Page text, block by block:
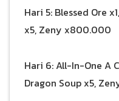
Hari 5: Blessed Ore
x5, Zeny x800.000
Hari 6: All-In-One A
Dragon Soup x5,